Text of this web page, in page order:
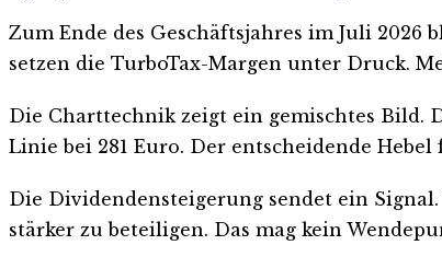
Zum Ende des Geschäftsjahres im Juli 2026
setzen die TurboTax-Margen unter Druck.
Die Charttechnik zeigt ein gemischtes Bild.
Linie bei 281 Euro. Der entscheidende
Die Dividendensteigerung sendet ein
stärker zu beteiligen. Das mag kein